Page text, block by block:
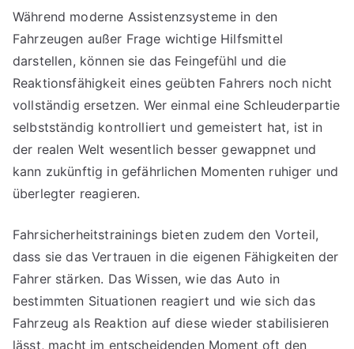
Während moderne Assistenzsysteme in den
Fahrzeugen außer Frage wichtige Hilfsmittel
darstellen, können sie das Feingefühl und die
Reaktionsfähigkeit eines geübten Fahrers noch nicht
vollständig ersetzen. Wer einmal eine Schleuderpartie
selbstständig kontrolliert und gemeistert hat, ist in
der realen Welt wesentlich besser gewappnet und
kann zukünftig in gefährlichen Momenten ruhiger und
überlegter reagieren.
Fahrsicherheitstrainings bieten zudem den Vorteil,
dass sie das Vertrauen in die eigenen Fähigkeiten der
Fahrer stärken. Das Wissen, wie das Auto in
bestimmten Situationen reagiert und wie sich das
Fahrzeug als Reaktion auf diese wieder stabilisieren
lässt, macht im entscheidenden Moment oft den